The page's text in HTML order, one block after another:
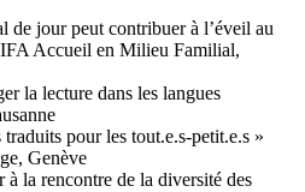
de jour peut contribuer à l’éveil au
Accueil en Milieu Familial,
la lecture dans les langues
pour les tout.e.s-petit.e.s »
Genève
la rencontre de la diversité des